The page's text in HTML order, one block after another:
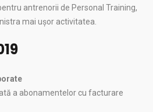
antrenorii de Personal Training,
mai ușor activitatea.
a abonamentelor cu facturare